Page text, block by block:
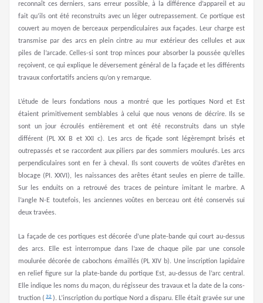
reconnaît ces derniers, sans erreur possible, à la différence d’appareil et au
fait qu’ils ont été reconstruits avec un léger outrepassement. Ce portique est
couvert au moyen de berceaux perpendiculaires aux façades. Leur charge est
transmise par des arcs en plein cintre au mur extérieur des cellules et aux
piles de l’arcade. Celles-si sont trop minces pour absorber la poussée qu’elles
reçoivent, ce qui explique le déversement général de la façade et les différents
travaux confortatifs anciens qu’on y remarque.
L’étude de leurs fondations nous a montré que les portiques Nord et Est
étaient primitivement semblables à celui que nous venons de décrire. Ils se
sont un jour écroulés entièrement et ont été reconstruits dans un style
différent (PL XX B et XXI c). Les arcs de fiçade sont légèrempnt brisés et
outrepassés et se raccordent aux piliers par des sommiers moulurés. Les arcs
perpendiculaires sont en fer à cheval. Ils sont couverts de voûtes d’arêtes en
blocage (PI. XXVI), les naissances des arêtes étant seules en pierre de taille.
Sur les enduits on a retrouvé des traces de peinture imitant le marbre. A
l’angle N-E toutefois, les anciennes voûtes en berceau ont été conservés suï
deux travées.
La façade de ces portiques est décorée d’une plate-bande qui court au-dessus
des arcs. Elle est interrompue dans l’axe de chaque pile par une console
moulurée décorée de cabochons émaillés (PL XIV b). Une inscription lapidaire
en relief figure sur la plate-bande du portique Est, au-dessus de l’arc central.
Elle indique les noms du maçon, du régisseur des travaux et la date de la cons­
truction ( 32 ). L’inscription du portique Nord a disparu. Elle était gravée sur une